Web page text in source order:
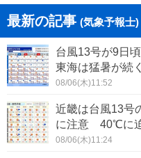
最新の記事 (気象予報士)
台風13号が9日
東海は猛暑が続
08/06(木)11:52
近畿は台風13号
に注意 40℃に
08/06(木)11:24